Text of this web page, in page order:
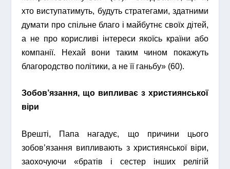
хто виступатимуть, будуть стратегами, здатними
думати про спільне благо і майбутнє своїх дітей,
а не про корисливі інтереси якоїсь країни або
компанії. Нехай вони таким чином покажуть
благородство політики, а не її ганьбу» (60).
Зобов’язання, що випливає з християнської
віри
Врешті, Папа нагадує, що причини цього
зобов’язання випливають з християнської віри,
заохочуючи «братів і сестер інших релігій